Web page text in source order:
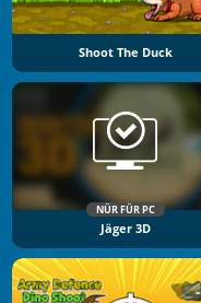
Shoot The Duck
NÜR FÜR PC
Jäger 3D